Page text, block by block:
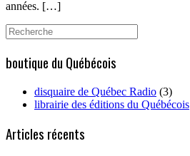
années. […]
Search
for:
boutique du Québécois
disquaire de Québec Radio (3)
librairie des éditions du Québécois
Articles récents